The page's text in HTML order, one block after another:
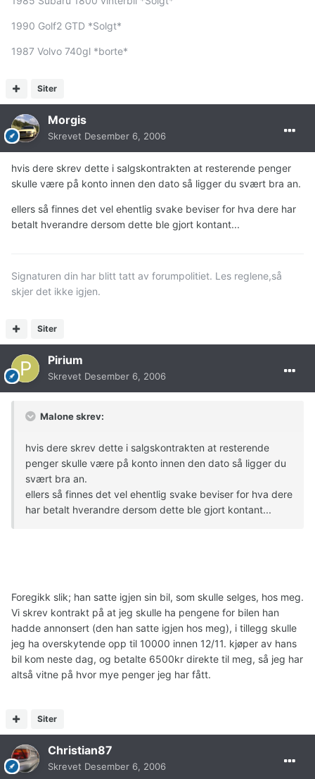
Siter
1990 Golf2 GTD *Solgt*
1987 Volvo 740gl *borte*
Morgis
Skrevet Desember 6, 2006
hvis dere skrev dette i salgskontrakten at resterende penger
skulle være på konto innen den dato så ligger du svært bra an.
ellers så finnes det vel ehentlig svake beviser for hva dere har
betalt hverandre dersom dette ble gjort kontant...
Siter
Signaturen din har blitt tatt av forumpolitiet. Les reglene,så
skjer det ikke igjen.
Pirium
Skrevet Desember 6, 2006
Malone skrev:
hvis dere skrev dette i salgskontrakten at resterende
penger skulle være på konto innen den dato så ligger du
svært bra an.
ellers så finnes det vel ehentlig svake beviser for hva dere
har betalt hverandre dersom dette ble gjort kontant...
Foregikk slik; han satte igjen sin bil, som skulle selges, hos meg.
Vi skrev kontrakt på at jeg skulle ha pengene for bilen han
hadde annonsert (den han satte igjen hos meg), i tillegg skulle
jeg ha overskytende opp til 10000 innen 12/11. kjøper av hans
bil kom neste dag, og betalte 6500kr direkte til meg, så jeg har
altså vitne på hvor mye penger jeg har fått.
Siter
Christian87
Skrevet Desember 6, 2006